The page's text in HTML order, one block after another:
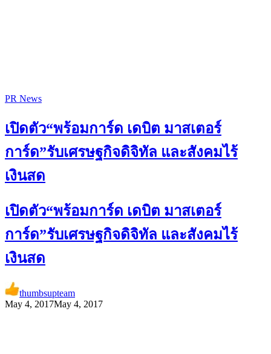
PR News
เปิดตัว“พร้อมการ์ด เดบิต มาสเตอร์
การ์ด”รับเศรษฐกิจดิจิทัล และสังคมไร้
เงินสด
เปิดตัว“พร้อมการ์ด เดบิต มาสเตอร์
การ์ด”รับเศรษฐกิจดิจิทัล และสังคมไร้
เงินสด
thumbsupteam
May 4, 2017May 4, 2017